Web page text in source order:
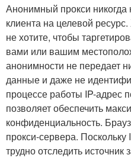
Анонимный прокси
клиента на целевой
не хотите, чтобы
вами или вашим
анонимности не передает
данные и даже не
процессе работы IP-адрес
позволяет обеспечить
конфиденциальность.
прокси-сервера.
трудно отследить источник